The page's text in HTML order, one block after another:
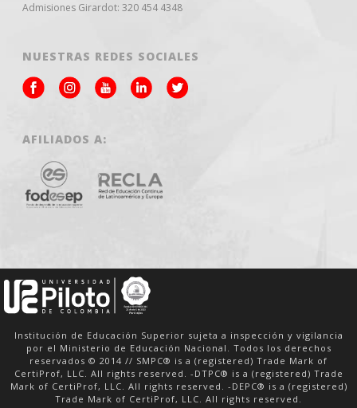
Admisiones Girardot: 320 454 4348
NUESTRAS REDES SOCIALES
AFILIADOS A:
Institución de Educación Superior sujeta a inspección y vigilancia
por el Ministerio de Educación Nacional. Todos los derechos
reservados © 2014 // SMPC® is a (registered) Trade Mark of
CertiProf, LLC. All rights reserved. -DTPC® is a (registered) Trade
Mark of CertiProf, LLC. All rights reserved. -DEPC® is a (registered)
Trade Mark of CertiProf, LLC. All rights reserved.